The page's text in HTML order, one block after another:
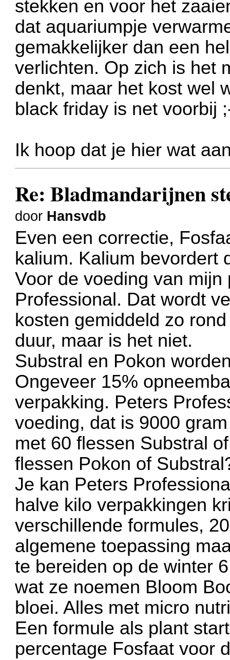
stekken en voor het
dat aquariumpje
gemakkelijker dan een
verlichten. Op zich is het
denkt, maar het kost wel
black friday is net voorbij
Ik hoop dat je hier wat
Re: Bladmandarijnen
door Hansvdb
Even een correctie,
kalium. Kalium bevordert
Voor de voeding van
Professional. Dat wordt
kosten gemiddeld zo
duur, maar is het niet.
Substral en Pokon
Ongeveer 15%
verpakking. Peters
voeding, dat is 9000
met 60 flessen Substral
flessen Pokon of
Je kan Peters
halve kilo verpakkingen
verschillende formules,
algemene toepassing
te bereiden op de winter
wat ze noemen Bloom
bloei. Alles met micro
Een formule als plant
percentage Fosfaat voor